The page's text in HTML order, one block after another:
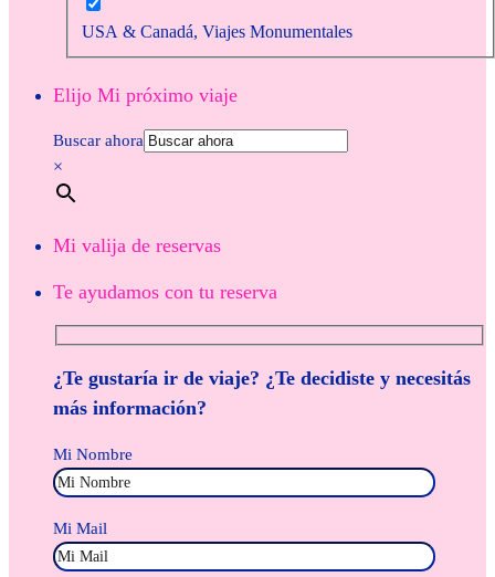
USA & Canadá, Viajes Monumentales
Elijo Mi próximo viaje
Buscar ahora
×
Mi valija de reservas
Te ayudamos con tu reserva
¿Te gustaría ir de viaje? ¿Te decidiste y necesitás
más información?
Mi Nombre
Mi Mail